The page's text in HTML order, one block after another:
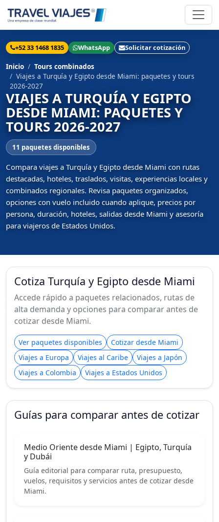
+52 33 1468 1835 WhatsApp Solicitar cotización
Inicio
Tours combinados
Viajes a Turquía y Egipto desde Miami: paquetes y tours
2026-2027
VIAJES A TURQUÍA Y EGIPTO
DESDE MIAMI: PAQUETES Y
TOURS 2026-2027
11 paquetes disponibles
Compara viajes a Turquía y Egipto desde Miami con rutas
destacadas, hoteles, traslados, visitas, experiencias locales y
combinados regionales. Revisa paquetes organizados,
opciones con vuelo incluido cuando aplique, precios por
persona, duración, hoteles, salidas desde Miami y asesoría
para viajeros de Estados Unidos.
Cotiza Turquía y Egipto desde Miami
Accede rápido a paquetes relacionados, rutas de
alta demanda y opciones para comparar antes de
cotizar desde Miami.
Ver paquetes disponibles
Cotizar desde Miami
Viajes a Europa
Viajes al Caribe
Viajes a Japón
Viajes a Colombia
Viajes a Estados Unidos
Guías para comparar antes de cotizar
Medio Oriente desde Miami | Egipto, Turquía
y Dubái
Guía editorial para comparar ruta, presupuesto,
vuelos, requisitos y servicios antes de cotizar desde
Miami.